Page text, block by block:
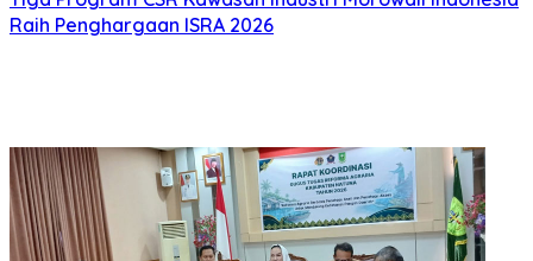
Raih Penghargaan ISRA 2026